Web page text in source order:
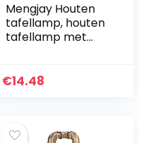
Mengjay Houten
tafellamp, houten
tafellamp met
decoratieve lamp
€14.48